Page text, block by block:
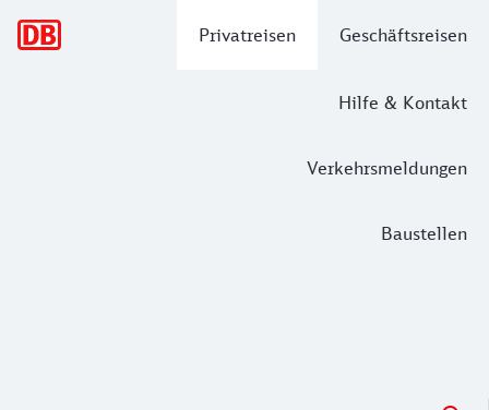
Privatreisen Geschäftsreisen
Hilfe & Kontakt
Verkehrsmeldungen
Baustellen